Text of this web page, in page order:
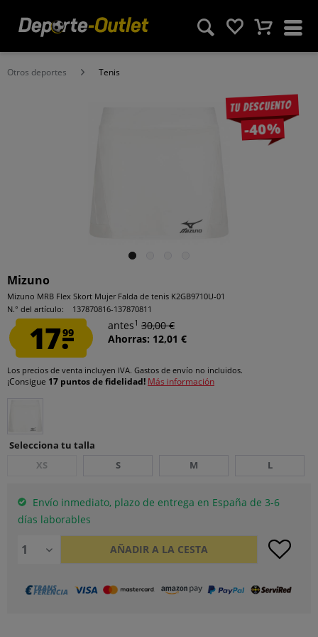
Otros deportes Tenis
Tu descuento
-40%
Mizuno
Mizuno MRB Flex Skort Mujer Falda de tenis K2GB9710U-01
N.° del artículo:
137870816-137870811
17.99
antes1 30,00 €
Ahorras: 12,01 €
Los precios de venta incluyen IVA. Gastos de envío no incluidos.
¡Consigue 17 puntos de fidelidad! Más información
Selecciona tu talla
XS
S M L
Envío inmediato, plazo de entrega en España de 3-6
días laborables
AÑADIR A LA CESTA